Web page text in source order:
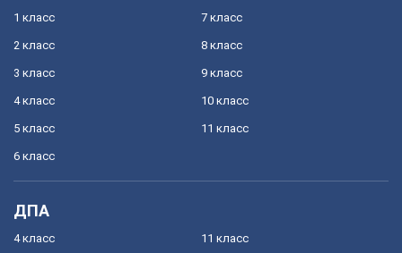
1 класс
2 класс
3 класс
4 класс
5 класс
6 класс
7 класс
8 класс
9 класс
10 класс
11 класс
ДПА
4 класс 11 класс